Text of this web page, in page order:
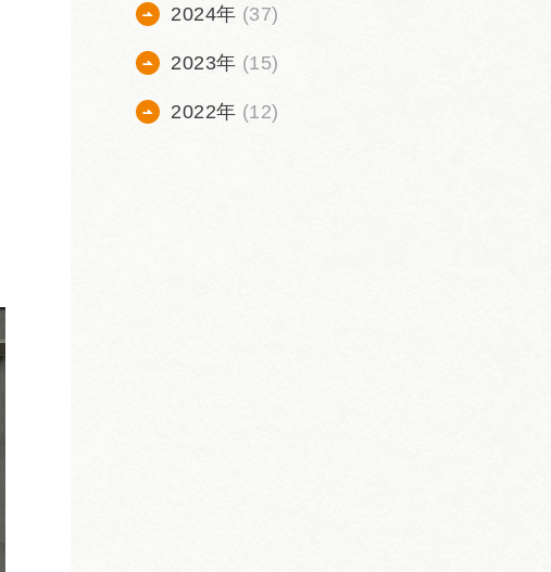
2024年 (37)
2023年 (15)
2022年 (12)